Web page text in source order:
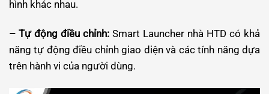
hình khác nhau.
– Tự động điều chỉnh: Smart Launcher nhà HTD có khả
năng tự động điều chỉnh giao diện và các tính năng dựa
trên hành vi của người dùng.